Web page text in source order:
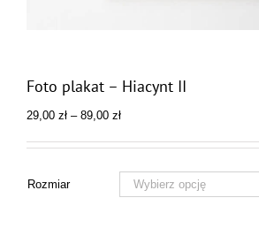
Foto plakat – Hiacynt II
29,00 zł – 89,00 złZakres
od
89,00 zł
Rozmiar